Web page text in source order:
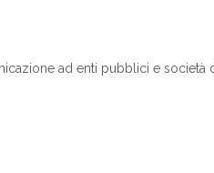
ad enti pubblici e società